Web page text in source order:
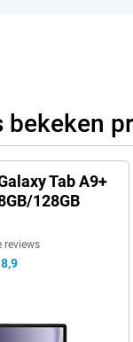
bekeken
Tab A9+
128GB
reviews
8,9